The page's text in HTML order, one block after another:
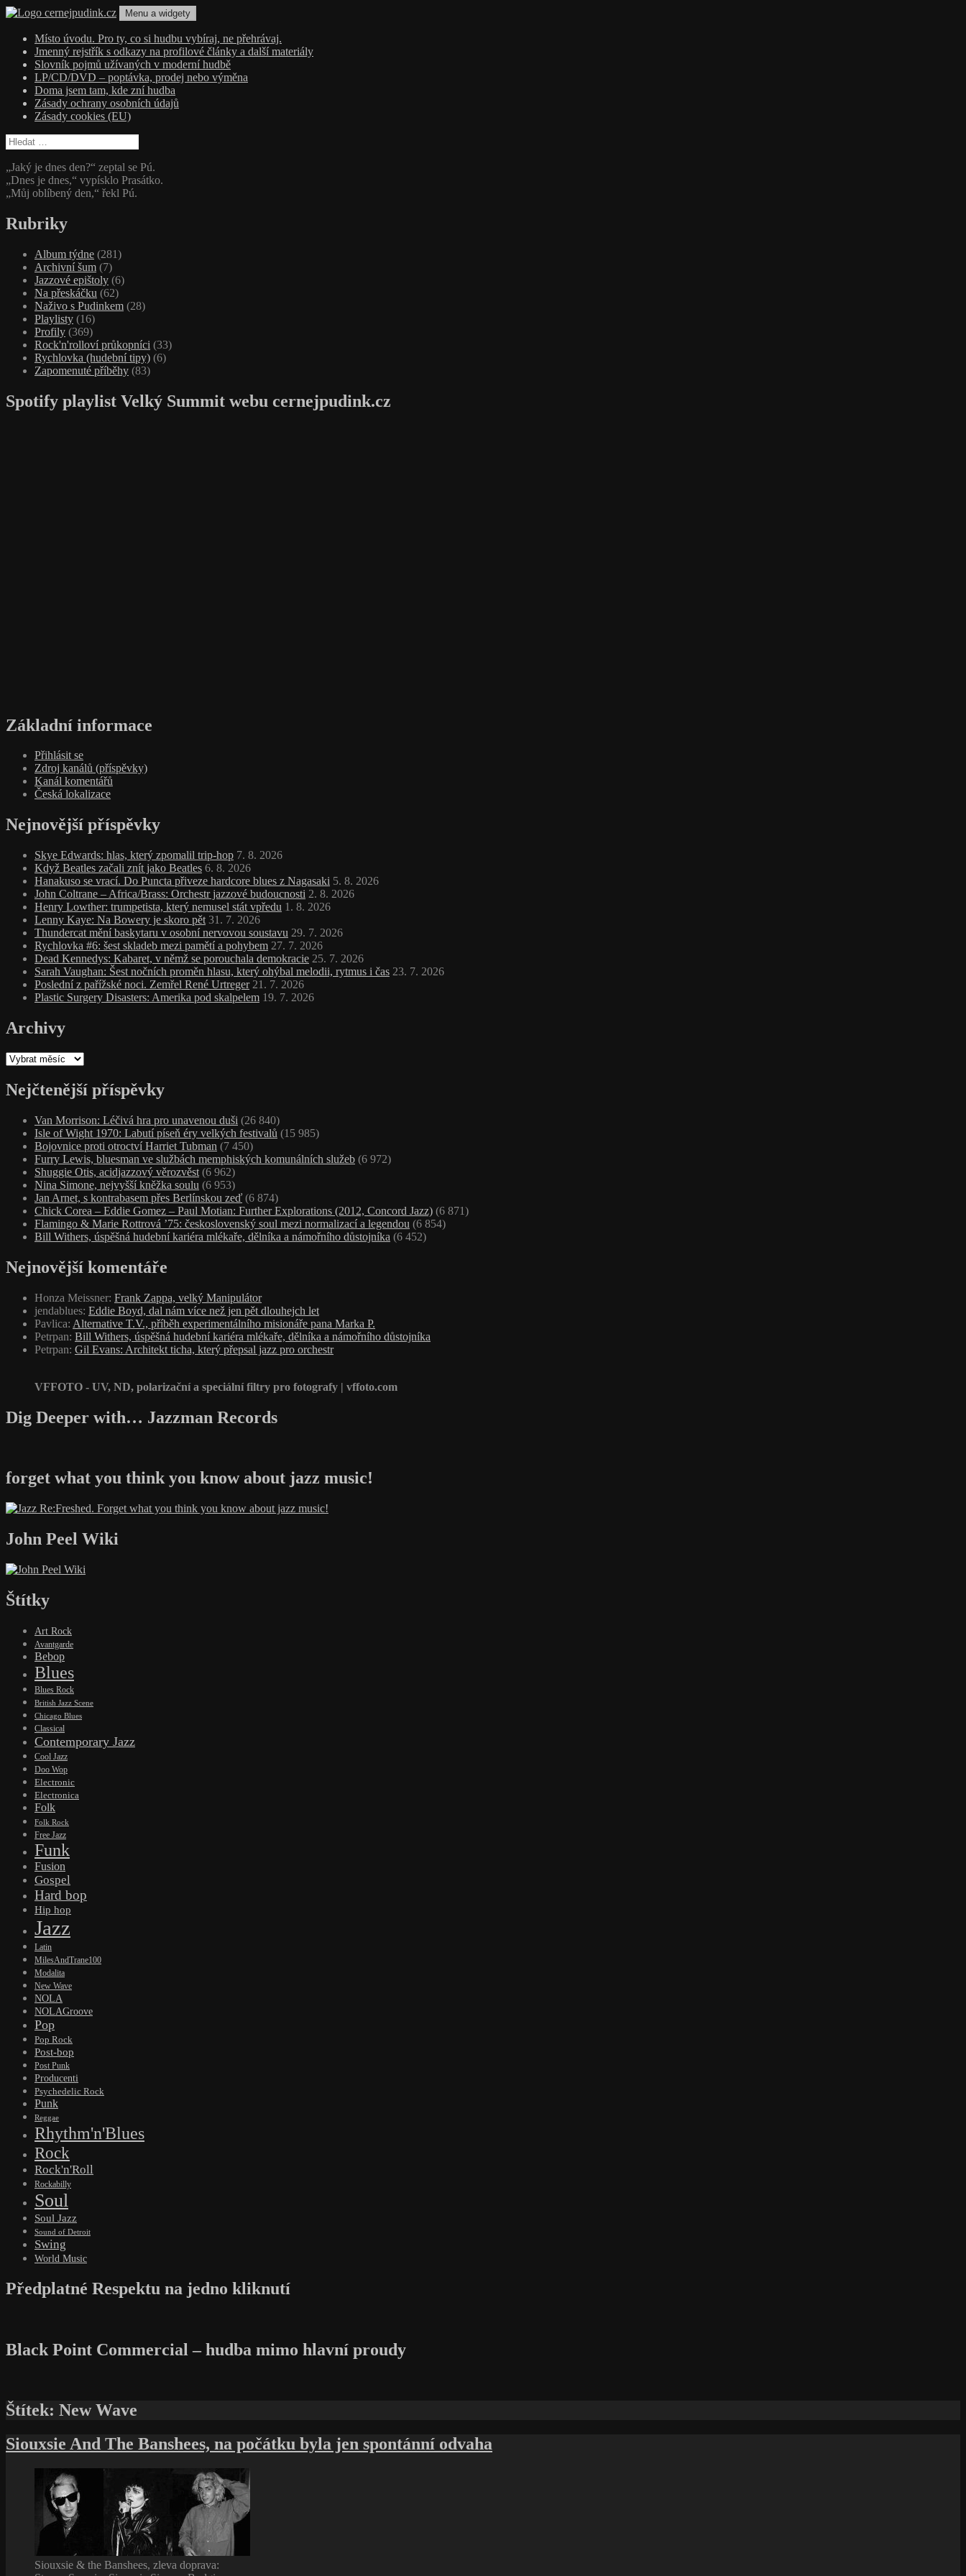
Přejít
obsahu
webu
cernejpudink.cz
Hudební magazín o zapomenutých příbězích, jazzu, alternativě a albech s hlubším kontextem
Menu a widgety
Místo úvodu. Pro ty, co si hudbu vybíraj, ne přehrávaj.
Jmenný rejstřík s odkazy na profilové články a další materiály
Slovník pojmů užívaných v moderní hudbě
LP/CD/DVD – poptávka, prodej nebo výměna
Doma jsem tam, kde zní hudba
Zásady ochrany osobních údajů
Zásady cookies (EU)
Vyhledávání
„Jaký je dnes den?“ zeptal se Pú.
„Dnes je dnes,“ vypísklo Prasátko.
„Můj oblíbený den,“ řekl Pú.
Rubriky
Album týdne (281)
Archivní šum (7)
Jazzové epištoly (6)
Na přeskáčku (62)
Naživo s Pudinkem (28)
Playlisty (16)
Profily (369)
Rock'n'rolloví průkopníci (33)
Rychlovka (hudební tipy) (6)
Zapomenuté příběhy (83)
Spotify playlist Velký Summit webu cernejpudink.cz
Základní informace
Přihlásit se
Zdroj kanálů (příspěvky)
Kanál komentářů
Česká lokalizace
Nejnovější příspěvky
Skye Edwards: hlas, který zpomalil trip‑hop 7. 8. 2026
Když Beatles začali znít jako Beatles 6. 8. 2026
Hanakuso se vrací. Do Puncta přiveze hardcore blues z Nagasaki 5. 8. 2026
John Coltrane – Africa/Brass: Orchestr jazzové budoucnosti 2. 8. 2026
Henry Lowther: trumpetista, který nemusel stát vpředu 1. 8. 2026
Lenny Kaye: Na Bowery je skoro pět 31. 7. 2026
Thundercat mění baskytaru v osobní nervovou soustavu 29. 7. 2026
Rychlovka #6: šest skladeb mezi pamětí a pohybem 27. 7. 2026
Dead Kennedys: Kabaret, v němž se porouchala demokracie 25. 7. 2026
Sarah Vaughan: Šest nočních proměn hlasu, který ohýbal melodii, rytmus i čas 23. 7. 2026
Poslední z pařížské noci. Zemřel René Urtreger 21. 7. 2026
Plastic Surgery Disasters: Amerika pod skalpelem 19. 7. 2026
Archivy
Archivy
Nejčtenější příspěvky
Van Morrison: Léčivá hra pro unavenou duši (26 840)
Isle of Wight 1970: Labutí píseň éry velkých festivalů (15 985)
Bojovnice proti otroctví Harriet Tubman (7 450)
Furry Lewis, bluesman ve službách memphiských komunálních služeb (6 972)
Shuggie Otis, acidjazzový věrozvěst (6 962)
Nina Simone, nejvyšší kněžka soulu (6 953)
Jan Arnet, s kontrabasem přes Berlínskou zeď (6 874)
Chick Corea – Eddie Gomez – Paul Motian: Further Explorations (2012, Concord Jazz) (6 871)
Flamingo & Marie Rottrová ’75: československý soul mezi normalizací a legendou (6 854)
Bill Withers, úspěšná hudební kariéra mlékaře, dělníka a námořního důstojníka (6 452)
Nejnovější komentáře
Honza Meissner: Frank Zappa, velký Manipulátor
jendablues: Eddie Boyd, dal nám více než jen pět dlouhejch let
Pavlica: Alternative T.V., příběh experimentálního misionáře pana Marka P.
Petrpan: Bill Withers, úspěšná hudební kariéra mlékaře, dělníka a námořního důstojníka
Petrpan: Gil Evans: Architekt ticha, který přepsal jazz pro orchestr
VFFOTO - UV, ND, polarizační a speciální filtry pro fotografy | vffoto.com
Dig Deeper with… Jazzman Records
forget what you think you know about jazz music!
John Peel Wiki
Štítky
Art Rock
Avantgarde
Bebop
Blues
Blues Rock
British Jazz Scene
Chicago Blues
Classical
Contemporary Jazz
Cool Jazz
Doo Wop
Electronic
Electronica
Folk
Folk Rock
Free Jazz
Funk
Fusion
Gospel
Hard bop
Hip hop
Jazz
Latin
MilesAndTrane100
Modalita
New Wave
NOLA
NOLAGroove
Pop
Pop Rock
Post-bop
Post Punk
Producenti
Psychedelic Rock
Punk
Reggae
Rhythm'n'Blues
Rock
Rock'n'Roll
Rockabilly
Soul
Soul Jazz
Sound of Detroit
Swing
World Music
Předplatné Respektu na jedno kliknutí
Black Point Commercial – hudba mimo hlavní proudy
Štítek: New Wave
Siouxsie And The Banshees, na počátku byla jen spontánní odvaha
Siouxsie & the Banshees, zleva doprava: